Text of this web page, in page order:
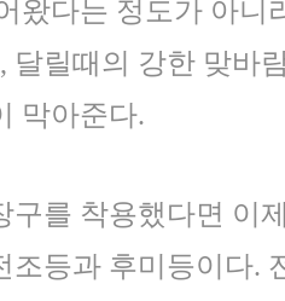
왔다는 정도가 아니
달릴때의 강한 맞바
막아준다.
구를 착용했다면 이
조등과 후미등이다.